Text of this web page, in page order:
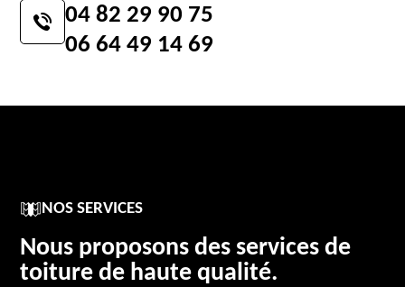
04 82 29 90 75
06 64 49 14 69
NOS SERVICES
Nous proposons des services de
toiture de haute qualité.